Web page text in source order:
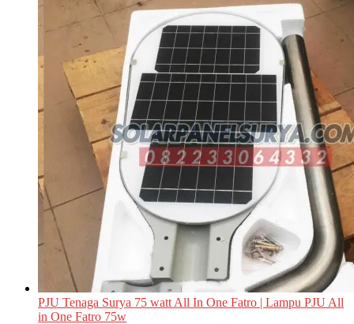
PJU Tenaga Surya 75 watt All In One Fatro | Lampu PJU All
in One Fatro 75w